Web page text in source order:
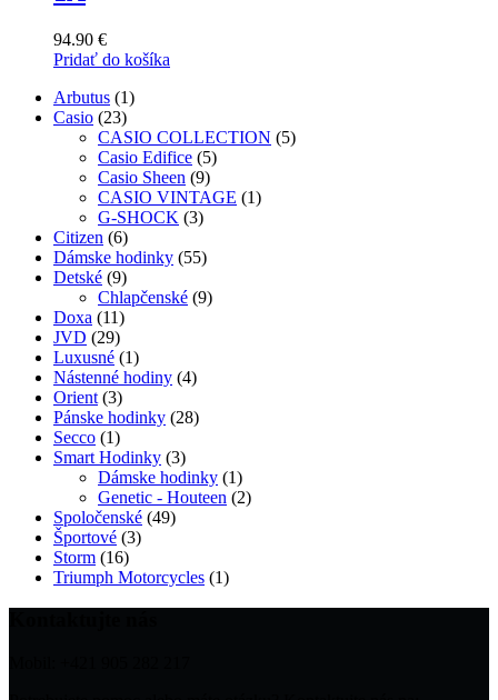
94.90 €
Pridať do košíka
Arbutus 11
Casio 2323
produktov
CASIO COLLECTION 55
Casio Edifice 55
Casio Sheen 99
produktov
CASIO VINTAGE 11
G-SHOCK 33
Citizen 66
produktov
Dámske hodinky 5555
Detské 99
produktov
Chlapčenské 99
Doxa 1111
produktov
JVD 2929
produktov
Luxusné 11
produkt
Nástenné hodiny 44
Orient 33
produkty
Pánske hodinky 2828
Secco 11
produkt
Smart Hodinky 33
produkty
Dámske hodinky 11
produkt
Genetic - Houteen 22
Spoločenské 4949
Športové 33
Storm 1616
produktov
Triumph Motorcycles 11